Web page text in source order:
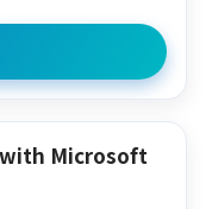
with Microsoft